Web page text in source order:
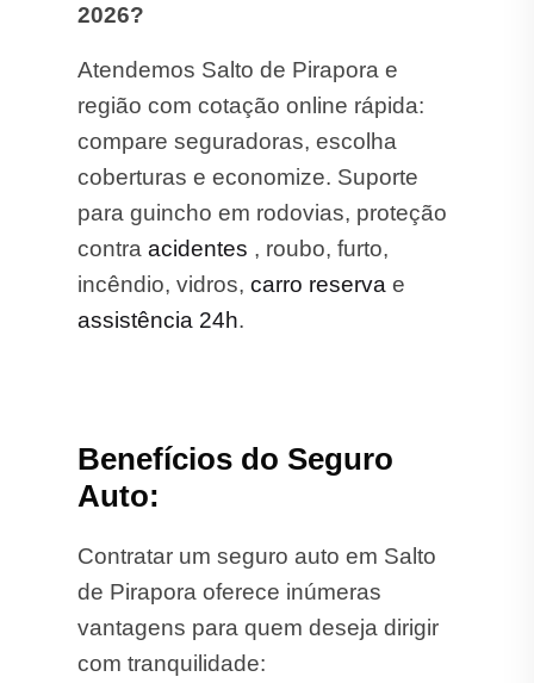
2026?
Atendemos Salto de Pirapora e
região com cotação online rápida:
compare seguradoras, escolha
coberturas e economize. Suporte
para guincho em rodovias, proteção
contra acidentes , roubo, furto,
incêndio, vidros, carro reserva e
assistência 24h.
Benefícios do Seguro
Auto:
Contratar um seguro auto em Salto
de Pirapora oferece inúmeras
vantagens para quem deseja dirigir
com tranquilidade: